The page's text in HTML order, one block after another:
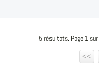
5 résultats. Page 1
<<